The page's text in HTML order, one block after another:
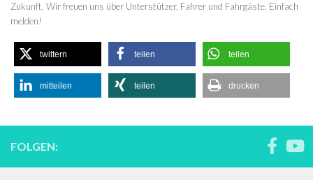
Zukunft. Wir freuen uns über Unterstützer, Fahrer und Fahrgäste. Einfach
melden!
twittern teilen teilen
mitteilen teilen drucken
FOLGEN: